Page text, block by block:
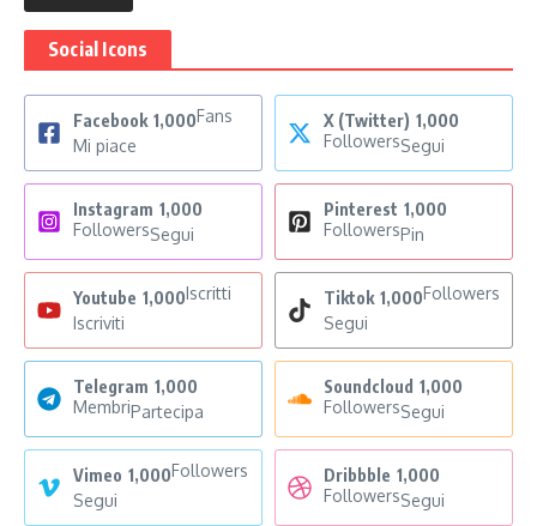
Social Icons
Facebook 1,000Fans
Mi piace
X (Twitter) 1,000
FollowersSegui
Instagram 1,000
FollowersSegui
Pinterest 1,000
FollowersPin
Youtube 1,000Iscritti
Iscriviti
Tiktok 1,000Followers
Segui
Telegram 1,000
MembriPartecipa
Soundcloud 1,000
FollowersSegui
Vimeo 1,000Followers
Segui
Dribbble 1,000
FollowersSegui